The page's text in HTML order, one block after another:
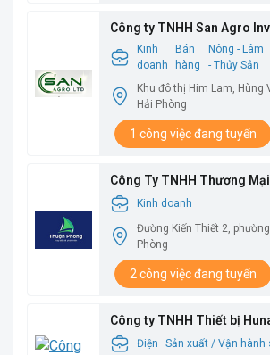
Công ty TNHH San Agro
Kinh
doanh
Bán
hàng
Nông - Lâm
- Thủy Sản
Khu đô thị Him Lam, Hùng
Hải Phòng
1 công việc đang tuyển
Công Ty TNHH Thương
Xuất Thuận Phong
Kinh doanh
Đường Kiến Thiết 2,
Phòng
2 công việc đang tuyển
Công ty TNHH Thiết bị
Điện Sản xuất / Vận hành